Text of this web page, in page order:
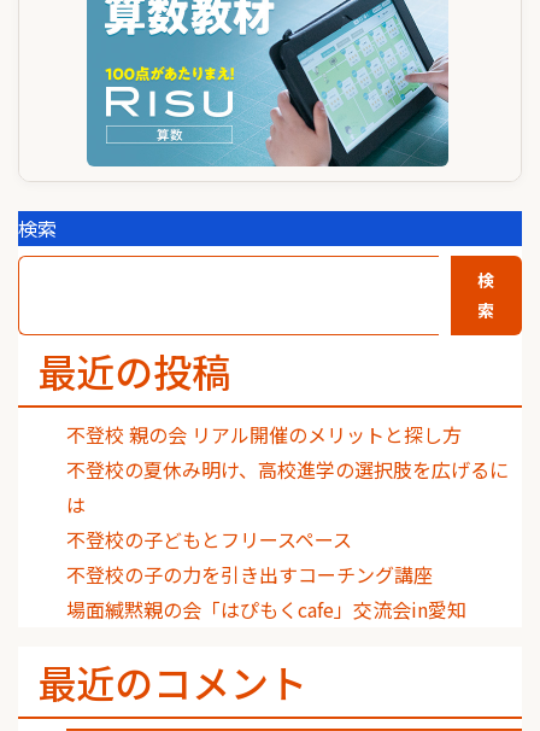
検索
検
索
最近の投稿
不登校 親の会 リアル開催のメリットと探し方
不登校の夏休み明け、高校進学の選択肢を広げるに
は
不登校の子どもとフリースペース
不登校の子の力を引き出すコーチング講座
場面緘黙親の会「はぴもくcafe」交流会in愛知
最近のコメント